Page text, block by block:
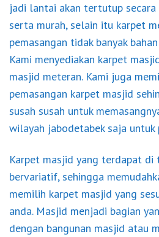
jadi lantai akan tertutup secara
serta murah, selain itu karpet
pemasangan tidak banyak
Kami menyediakan karpet
masjid meteran. Kami juga
pemasangan karpet masjid
susah susah untuk
wilayah jabodetabek saja untuk
Karpet masjid yang terdapat di
bervariatif, sehingga
memilih karpet masjid yang
anda. Masjid menjadi bagian
dengan bangunan masjid atau